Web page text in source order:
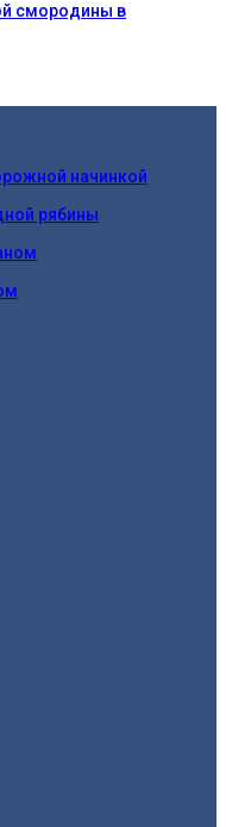
смородины в
начинкой
рябины